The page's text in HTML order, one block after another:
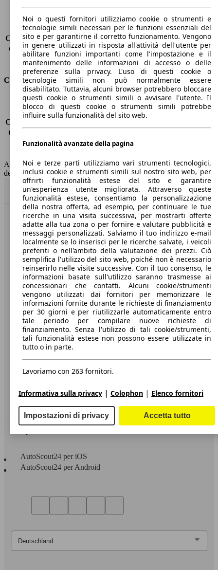
Porte
5
Sedili
5
Carico sul tetto
-
Capacità di traino (senza freni) -
Capacità di traino (con freni)
450 kg
Volume del bagagliaio
325 - 2012 l
Consumi
Emissioni di CO2*
92 g/km (komb.)
Consumo (urbano)
4.2 l/100km
Consumo (extra-urbano)
Consumo (combinato)*
Classe di emissione
Euro 5
AutoScout24 non si assume alcuna responsabilità per la correttezza
dei dati.
Torna su
Benvenuti su AutoScout24, il mercato auto europeo.
Società
A proposito di AutoScout24
Stampa
Media
Condizioni generali
Informazioni
Dichiarazione di Accessibilità
Servizi
Area rivenditori
AutoScout24 per iOS
AutoScout24 per Android
Noi o questi fornitori utilizziamo cookie o strumenti e
tecnologie simili necessari per le funzioni essenziali del
sito e per garantirne il corretto funzionamento. Vengono
in genere utilizzati in risposta all'attività dell'utente per
abilitare funzioni importanti come l'impostazione e il
mantenimento delle informazioni di accesso o delle
preferenze sulla privacy. L'uso di questi cookie o
tecnologie simili non può normalmente essere
disabilitato. Tuttavia, alcuni browser potrebbero bloccare
questi cookie o strumenti simili o avvisare l'utente. Il
blocco di questi cookie o strumenti simili potrebbe
influire sulla funzionalità del sito web.
Funzionalità avanzate della pagina
Noi e terze parti utilizziamo vari strumenti tecnologici,
inclusi cookie e strumenti simili sul nostro sito web, per
offrirti funzionalità estese del sito e garantire
un'esperienza utente migliorata. Attraverso queste
funzionalità estese, consentiamo la personalizzazione
della nostra offerta, ad esempio, per continuare le tue
ricerche in una visita successiva, per mostrarti offerte
adatte alla tua zona o per fornire e valutare pubblicità e
messaggi personalizzati. Salviamo il tuo indirizzo e-mail
localmente se lo inserisci per le ricerche salvate, i veicoli
preferiti o nell'ambito della valutazione dei prezzi. Ciò
semplifica l'utilizzo del sito web, poiché non è necessario
reinserirlo nelle visite successive. Con il tuo consenso, le
informazioni basate sull'utilizzo saranno trasmesse ai
concessionari che contatti. Alcuni cookie/strumenti
vengono utilizzati dai fornitori per memorizzare le
informazioni fornite durante le richieste di finanziamento
per 30 giorni e per riutilizzarle automaticamente entro
tale periodo per compilare nuove richieste di
finanziamento. Senza l'utilizzo di tali cookie/strumenti,
tali funzionalità estese non possono essere utilizzate in
tutto o in parte.
Lavoriamo con 263 fornitori.
Informativa sulla privacy | Colophon | Elenco fornitori
Impostazioni di privacy Accetta tutto